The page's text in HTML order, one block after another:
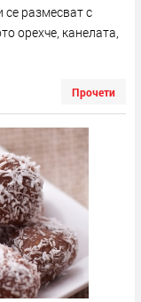
размесват с
орехче, канелата,
Прочети